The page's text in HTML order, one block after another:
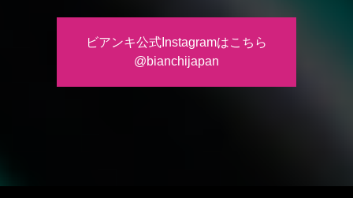
ビアンキ公式Instagramはこちら
@bianchijapan